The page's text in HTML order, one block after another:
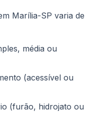
Marília-SP varia de
média ou
(acessível ou
(furão, hidrojato ou